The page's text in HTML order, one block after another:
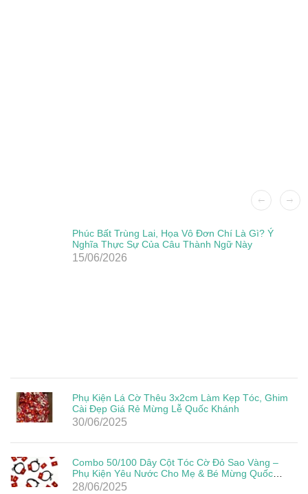
Phúc Bất Trùng Lai, Họa Vô Đơn Chí Là Gì? Ý
Nghĩa Thực Sự Của Câu Thành Ngữ Này
15/06/2026
Phụ Kiện Lá Cờ Thêu 3x2cm Làm Kẹp Tóc, Ghim
Cài Đẹp Giá Rẻ Mừng Lễ Quốc Khánh
30/06/2025
Combo 50/100 Dây Cột Tóc Cờ Đỏ Sao Vàng –
Phụ Kiện Yêu Nước Cho Mẹ & Bé Mừng Quốc
Khánh 2/9
28/06/2025